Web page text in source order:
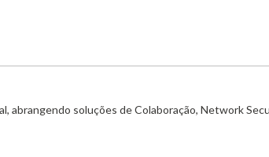
abrangendo soluções de Colaboração, Network